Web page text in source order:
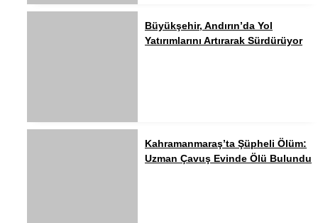
Büyükşehir, Andırın’da Yol
Yatırımlarını Artırarak Sürdürüyor
Kahramanmaraş’ta Şüpheli Ölüm:
Uzman Çavuş Evinde Ölü Bulundu